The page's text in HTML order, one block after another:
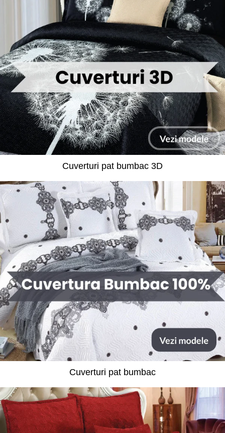
Cuverturi pat bumbac 3D
Cuverturi pat bumbac